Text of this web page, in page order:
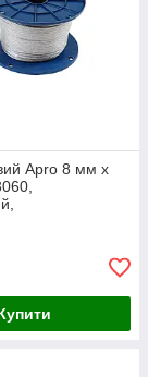
Apro 8 мм x
трос, Китай